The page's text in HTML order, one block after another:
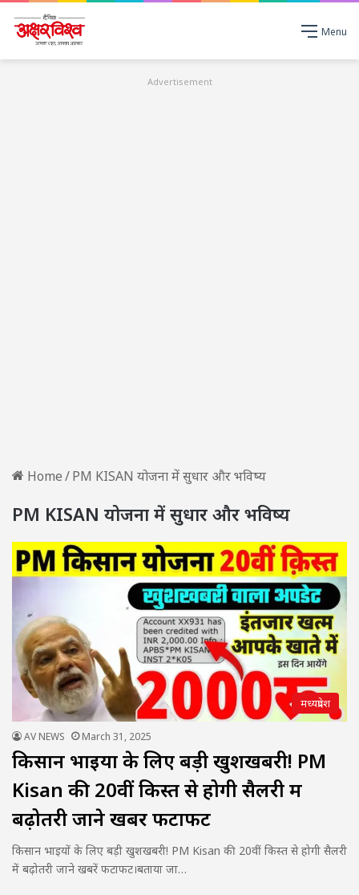
Menu
Advertisement
Home/PM KISAN योजना में सुधार और भविष्य
PM KISAN योजना में सुधार और भविष्य
मध्यप्रदेश
AV NEWS March 31, 2025
किसान भाइयों के लिए बड़ी खुशखबरी! PM
Kisan की 20वीं किस्त से होगी सैलरी में
बढ़ोतरी जाने खबरें फटाफट
किसान भाइयों के लिए बड़ी खुशखबरी! PM Kisan की 20वीं किस्त से होगी सैलरी
में बढ़ोतरी जाने खबरें फटाफट।बताया जा…